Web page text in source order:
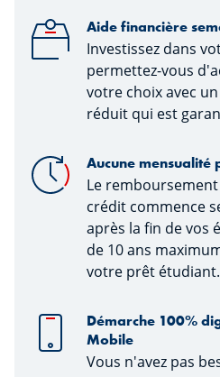
Aide financière
Investissez dans
permettez-vous
votre choix avec
réduit qui est
Aucune mensualité
Le
crédit commence
après la fin de vos
de 10 ans
votre prêt étudiant.
Démarche 100%
Mobile
Vous n'avez pas